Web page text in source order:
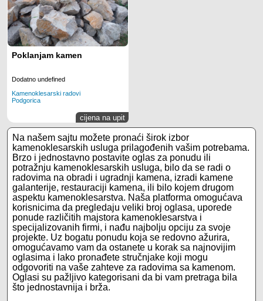
Poklanjam kamen
Dodatno undefined
Kamenoklesarski radovi
Podgorica
cijena na upit
Na našem sajtu možete pronaći širok izbor
kamenoklesarskih usluga prilagođenih vašim potrebama.
Brzo i jednostavno postavite oglas za ponudu ili
potražnju kamenoklesarskih usluga, bilo da se radi o
radovima na obradi i ugradnji kamena, izradi kamene
galanterije, restauraciji kamena, ili bilo kojem drugom
aspektu kamenoklesarstva. Naša platforma omogućava
korisnicima da pregledaju veliki broj oglasa, uporede
ponude različitih majstora kamenoklesarstva i
specijalizovanih firmi, i nađu najbolju opciju za svoje
projekte. Uz bogatu ponudu koja se redovno ažurira,
omogućavamo vam da ostanete u korak sa najnovijim
oglasima i lako pronađete stručnjake koji mogu
odgovoriti na vaše zahteve za radovima sa kamenom.
Oglasi su pažljivo kategorisani da bi vam pretraga bila
što jednostavnija i brža.